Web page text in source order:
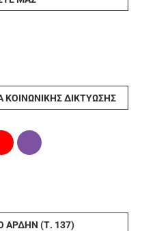
ΔΙΚΤΎΩΣΗΣ
ΆΡΔΗΝ (Τ. 137)